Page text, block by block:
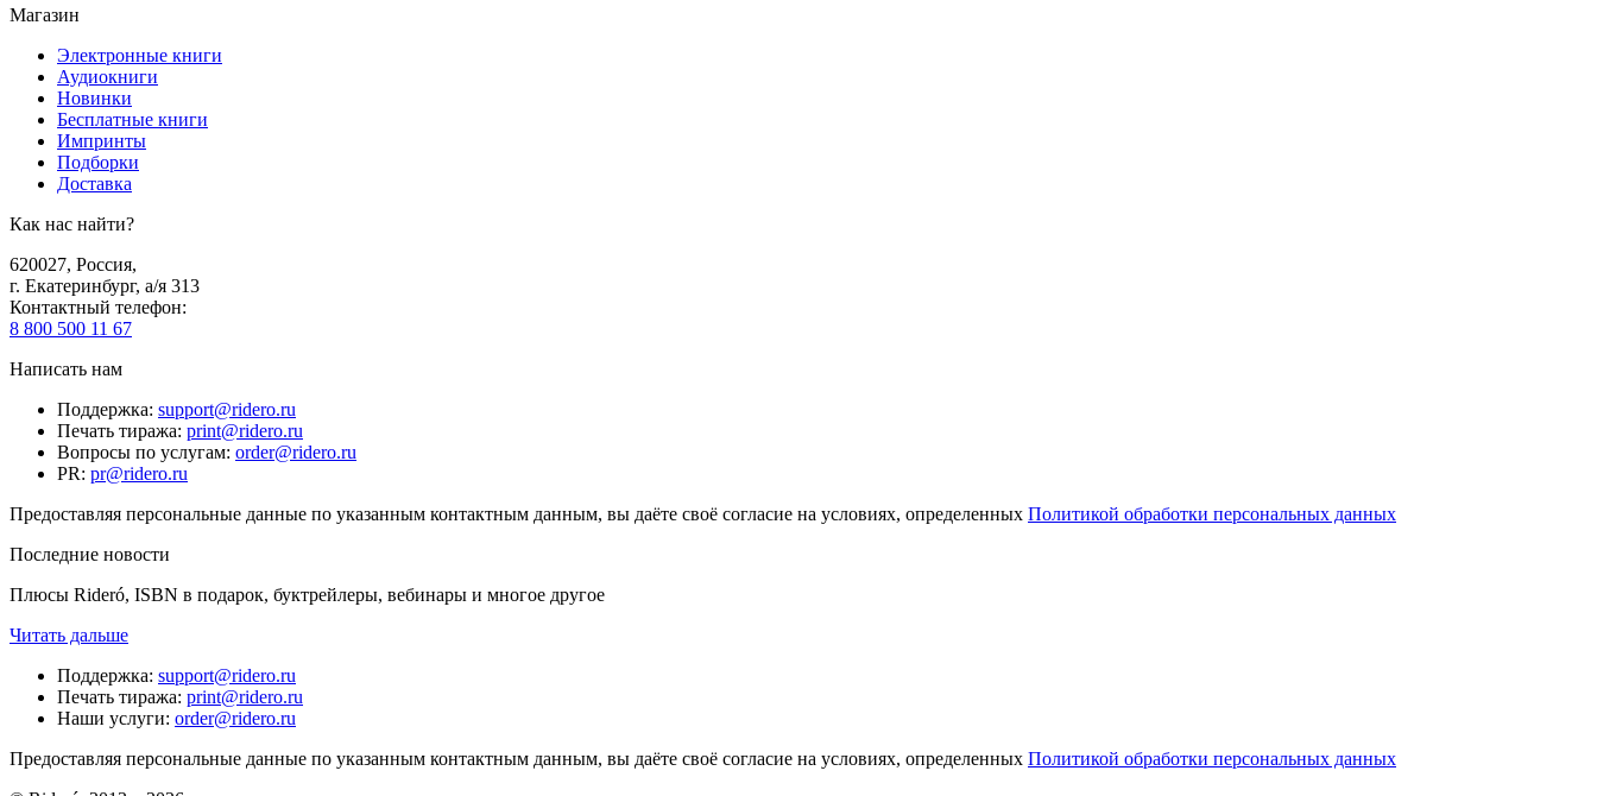
Магазин
Электронные книги
Аудиокниги
Новинки
Бесплатные книги
Импринты
Подборки
Доставка
Как нас найти?
620027, Россия,
г. Екатеринбург, а/я 313
Контактный телефон:
8 800 500 11 67
Написать нам
Поддержка: support@ridero.ru
Печать тиража: print@ridero.ru
Вопросы по услугам: order@ridero.ru
PR: pr@ridero.ru
Предоставляя персональные данные по указанным контактным данным, вы даёте своё согласие на условиях, определенных Политикой обработки персональных данных
Последние новости
Плюсы Rideró, ISBN в подарок, буктрейлеры, вебинары и многое другое
Читать дальше
Поддержка: support@ridero.ru
Печать тиража: print@ridero.ru
Наши услуги: order@ridero.ru
Предоставляя персональные данные по указанным контактным данным, вы даёте своё согласие на условиях, определенных Политикой обработки персональных данных